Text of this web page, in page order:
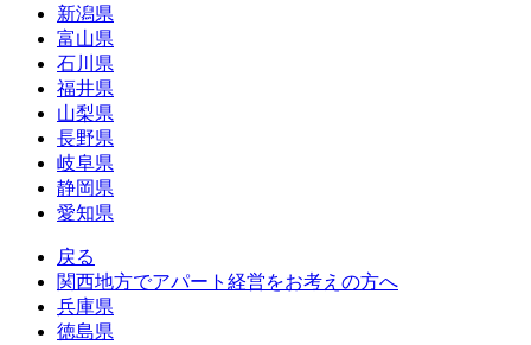
新潟県
富山県
石川県
福井県
山梨県
長野県
岐阜県
静岡県
愛知県
戻る
関西地方でアパート経営をお考えの方へ
兵庫県
徳島県